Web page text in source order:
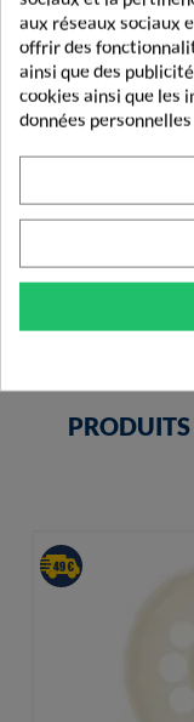
aux réseaux sociaux
offrir des
ainsi que des
cookies ainsi que les
données personnelles